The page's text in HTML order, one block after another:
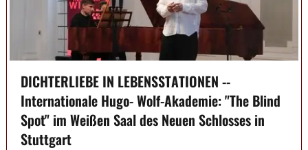
DICHTERLIEBE IN LEBENSSTATIONEN --
Internationale Hugo- Wolf-Akademie: "The Blind
Spot" im Weißen Saal des Neuen Schlosses in
Stuttgart